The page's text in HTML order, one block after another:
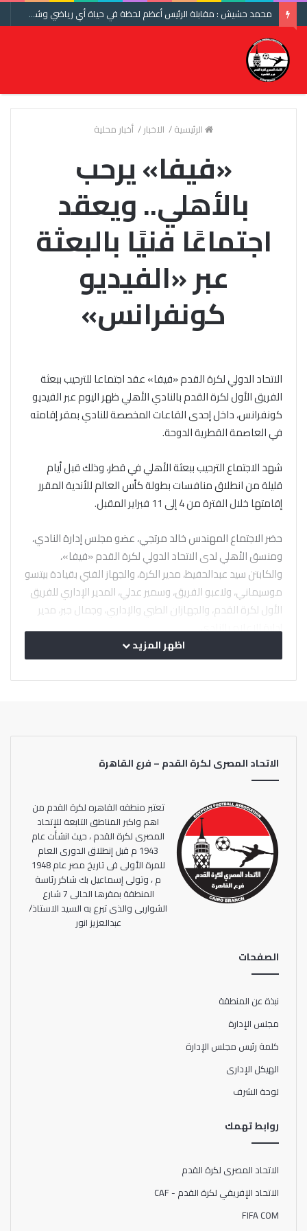
محمد حشيش : مقابلة الرئيس أعظم لحظة في حياة أي رياضي وشكرا اتحاد الكرة ومنتخب مصر
الرئيسية/ الاخبار/ أخبار محلية
«فيفا» يرحب
بالأهلي.. ويعقد
اجتماعًا فنيًا بالبعثة
عبر «الفيديو
كونفرانس»
الاتحاد الدولي لكرة القدم «فيفا» عقد اجتماعا للترحيب ببعثة
الفريق الأول لكرة القدم بالنادي الأهلي ظهر اليوم عبر الفيديو
كونفرانس، داخل إحدى القاعات المخصصة للنادي بمقر إقامته
في العاصمة القطرية الدوحة.
شهد الاجتماع الترحيب ببعثة الأهلي في قطر، وذلك قبل أيام
قليلة من انطلاق منافسات بطولة كأس العالم للأندية المقرر
إقامتها خلال الفترة من 4 إلى 11 فبراير المقبل.
حضر الاجتماع المهندس خالد مرتجي، عضو مجلس إدارة النادي،
ومنسق الأهلي لدى الاتحاد الدولي لكرة القدم «فيفا»،
والكابتن سيد عبدالحفيظ، مدير الكرة، والجهاز الفني بقيادة بيتسو
موسيماني، ولاعبو الفريق، وسمير عدلي، المدير الإداري للفريق
الأول لكرة القدم، والجهازان الطبي والإداري، وجمال جبر، مدير
إدارة الإعلام بالنادي.
كما حضر الاجتماع، أمير توفيق، مدير التعاقدات والتسويق
بالنادي، ونائبه أشرف عمر، وحنان الزيني، مدير اللوائح والتراخيص
بالبطولة، بالإضافة إلى شرح كافة التعديلات الخاصة بالتحكيم،
واللوائح المنظمة للمنافسات، بالإضافة إلى الحديث عن كافة
الأمور الخاصة بالإجراءات الاحترازية والوقائية؛ للتصدي لفيروس
كورونا، بجانب العديد من الأمور الفنية والتنظيمية واللائحية
المتعلقة بمشاركة الأهلي المرتقبة في كأس العالم للأندية.
ويستهل الأهلي مشواره في كأس العالم للأندية بمواجهة
اظهر المزيد
الاتحاد المصرى لكرة القدم – فرع القاهرة
تعتبر منطقه القاهره لكرة القدم من
اهم واكبر المناطق التابعة للإتحاد
المصرى لكرة القدم ، حيث انشأت عام
1943 م قبل إنطلاق الدورى العام
للمرة الأولى فى تاريخ مصر عام 1948
م ، وتولى إسماعيل بك شاكر رئاسة
المنطقة بمقرها الحالى 7 شارع
الشواربى والذى تبرع به السيد الاستاذ/
عبدالعزيز انور
الصفحات
نبذة عن المنطقة
مجلس الإدارة
كلمة رئيس مجلس الإدارة
الهيكل الإدارى
لوحة الشرف
روابط تهمك
الاتحاد المصرى لكرة القدم
الاتحاد الإفريقي لكرة القدم - CAF
FIFA COM